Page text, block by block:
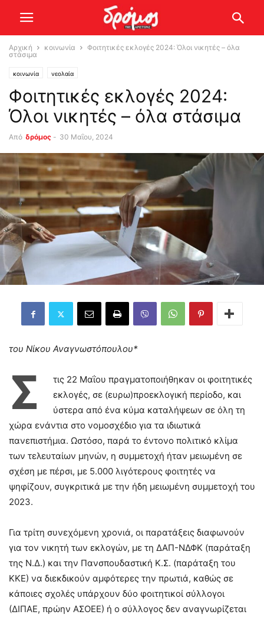
Αρχική κοινωνία
Φοιτητικές εκλογές 2024: Όλοι νικητές – όλα
στάσιμα
κοινωνία νεολαία
Φοιτητικές εκλογές 2024:
Όλοι νικητές – όλα στάσιμα
Από δρόμος - 30 Μαΐου, 2024
του Νίκου Αναγνωστόπουλου*
Σ
τις 22 Μαΐου πραγματοποιήθηκαν οι φοιτητικές
εκλογές, σε (ευρω)προεκλογική περίοδο, και
ύστερα από ένα κύμα καταλήψεων σε όλη τη
χώρα ενάντια στο νομοσχέδιο για τα ιδιωτικά
πανεπιστήμια. Ωστόσο, παρά το έντονο πολιτικό κλίμα
των τελευταίων μηνών, η συμμετοχή ήταν μειωμένη σε
σχέση με πέρσι, με 5.000 λιγότερους φοιτητές να
ψηφίζουν, συγκριτικά με την ήδη μειωμένη συμμετοχή του
2023.
Για τρίτη συνεχόμενη χρονιά, οι παρατάξεις διαφωνούν
για τον νικητή των εκλογών, με τη ΔΑΠ-ΝΔΦΚ (παράταξη
της Ν.Δ.) και την Πανσπουδαστική Κ.Σ. (παράταξη του
ΚΚΕ) να διεκδικούν αμφότερες την πρωτιά, καθώς σε
κάποιες σχολές υπάρχουν δύο φοιτητικοί σύλλογοι
(ΔΙΠΑΕ, πρώην ΑΣΟΕΕ) ή ο σύλλογος δεν αναγνωρίζεται